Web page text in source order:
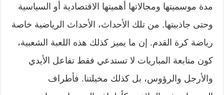
مدة موسميتها ومجالاتها أهميتها الاقتصادية أو السياسية
وحتى جاذبيتها. من تلك الأحداث، الأحداث الرياضية خاصة
رياضة كرة القدم. إن ما يميز كذلك هذه اللعبة الشعبية،
كون متابعة المباريات لا تستدعي فقط تفاعل الأيدي
والأرجل والرؤوس، بل كذلك مخيلتنا. فأطراف